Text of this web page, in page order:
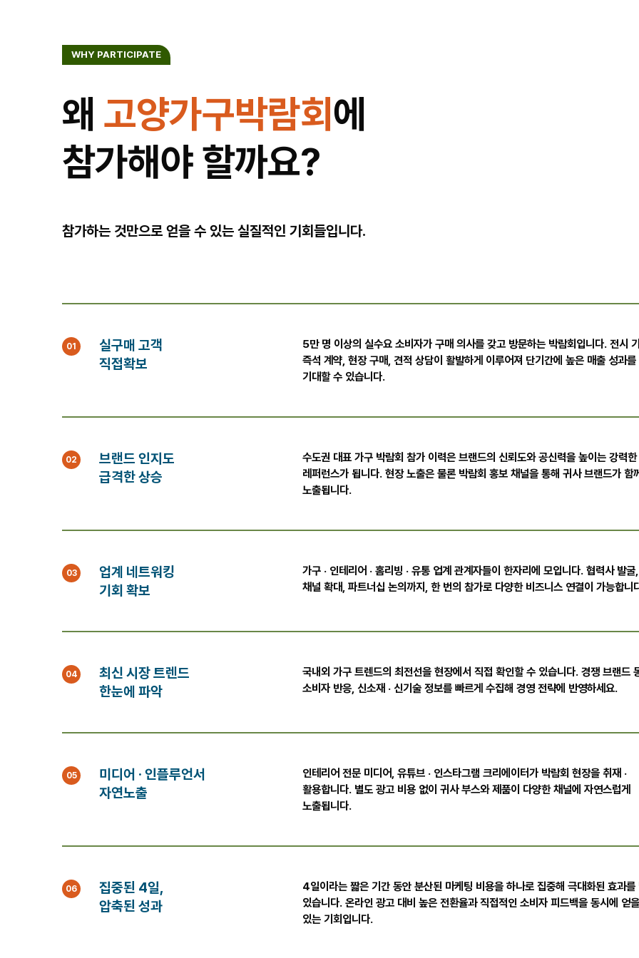
WHY PARTICIPATE
왜 고양가구박람회 에
참가해야 할까요?
참가하는 것만으로 얻을 수 있는 실질적인 기회들입니다.
01
실구매 고객
직접확보
5만 명 이상의 실수요 소비자가 구매 의사를 갖고 방문하는 박람회입니다. 전시
즉석 계약, 현장 구매, 견적 상담이 활발하게 이루어져 단기간에 높은 매출 성과를
기대할 수 있습니다.
02
브랜드 인지도
급격한 상승
수도권 대표 가구 박람회 참가 이력은 브랜드의 신뢰도와 공신력을 높이는 강력한
레퍼런스가 됩니다. 현장 노출은 물론 박람회 홍보 채널을 통해 귀사 브랜드가 함께
노출됩니다.
03
업계 네트워킹
기회 확보
가구 · 인테리어 · 홈리빙 · 유통 업계 관계자들이 한자리에 모입니다. 협력사 발굴
채널 확대, 파트너십 논의까지, 한 번의 참가로 다양한 비즈니스 연결이 가능합니
04
최신 시장 트렌드
한눈에 파악
국내외 가구 트렌드의 최전선을 현장에서 직접 확인할 수 있습니다. 경쟁 브랜드
소비자 반응, 신소재 · 신기술 정보를 빠르게 수집해 경영 전략에 반영하세요.
05
미디어 · 인플루언서
자연노출
인테리어 전문 미디어, 유튜브 · 인스타그램 크리에이터가 박람회 현장을 취재 ·
활용합니다. 별도 광고 비용 없이 귀사 부스와 제품이 다양한 채널에 자연스럽게
노출됩니다.
06
집중된 4일,
압축된 성과
4일이라는 짧은 기간 동안 분산된 마케팅 비용을 하나로 집중해 극대화된 효과를
있습니다. 온라인 광고 대비 높은 전환율과 직접적인 소비자 피드백을 동시에 얻
있는 기회입니다.